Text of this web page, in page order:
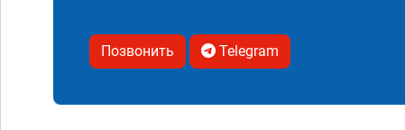
Позвонить Telegram